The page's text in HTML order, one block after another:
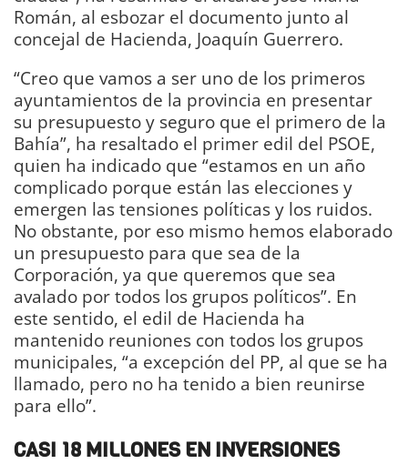
Román, al esbozar el documento junto al
concejal de Hacienda, Joaquín Guerrero.
“Creo que vamos a ser uno de los primeros
ayuntamientos de la provincia en presentar
su presupuesto y seguro que el primero de la
Bahía”, ha resaltado el primer edil del PSOE,
quien ha indicado que “estamos en un año
complicado porque están las elecciones y
emergen las tensiones políticas y los ruidos.
No obstante, por eso mismo hemos elaborado
un presupuesto para que sea de la
Corporación, ya que queremos que sea
avalado por todos los grupos políticos”. En
este sentido, el edil de Hacienda ha
mantenido reuniones con todos los grupos
municipales, “a excepción del PP, al que se ha
llamado, pero no ha tenido a bien reunirse
para ello”.
CASI 18 MILLONES EN INVERSIONES